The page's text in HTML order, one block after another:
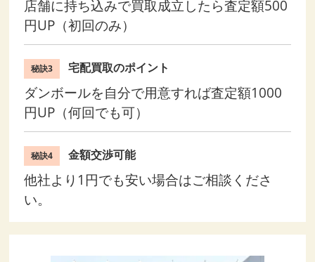
店舗に持ち込みで買取成立したら査定額500
円UP（初回のみ）
秘訣3 宅配買取のポイント
ダンボールを自分で用意すれば査定額1000
円UP（何回でも可）
秘訣4 金額交渉可能
他社より1円でも安い場合はご相談くださ
い。